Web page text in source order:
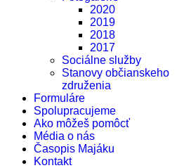
2020
2019
2018
2017
Sociálne služby
Stanovy občianskeho
združenia
Formuláre
Spolupracujeme
Ako môžeš pomôcť
Média o nás
Časopis Majáku
Kontakt